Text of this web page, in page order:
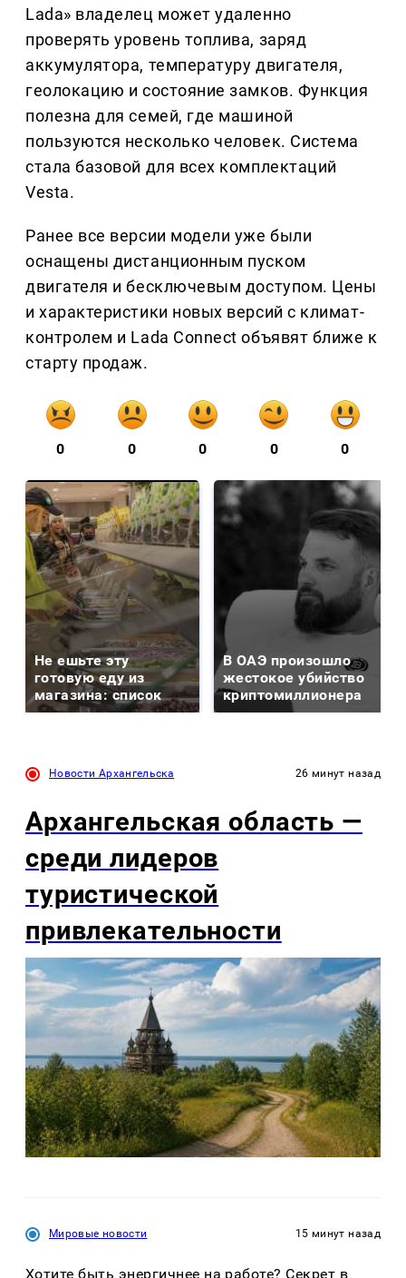
Lada» владелец может удаленно
проверять уровень топлива, заряд
аккумулятора, температуру двигателя,
геолокацию и состояние замков. Функция
полезна для семей, где машиной
пользуются несколько человек. Система
стала базовой для всех комплектаций
Vesta.
Ранее все версии модели уже были
оснащены дистанционным пуском
двигателя и бесключевым доступом. Цены
и характеристики новых версий с климат-
контролем и Lada Connect объявят ближе к
старту продаж.
0 0 0 0 0
Не ешьте эту
готовую еду из
магазина: список
В ОАЭ произошло
жестокое убийство
криптомиллионера
Новости Архангельска 26 минут назад
Архангельская область —
среди лидеров
туристической
привлекательности
Мировые новости 15 минут назад
Хотите быть энергичнее на работе? Секрет в